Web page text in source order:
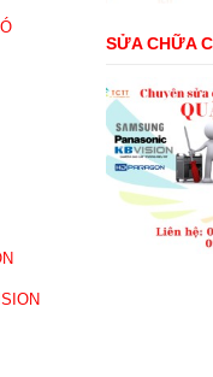
SỬA CHỮA